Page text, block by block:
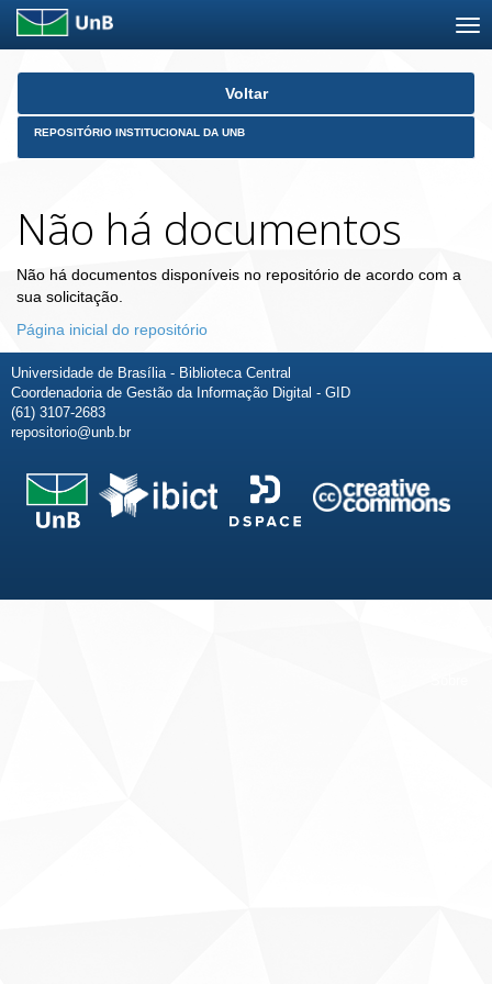
Skip
Voltar
REPOSITÓRIO INSTITUCIONAL DA UNB
Não há documentos
Não há documentos disponíveis no repositório de acordo com a
sua solicitação.
Página inicial do repositório
Universidade de Brasília - Biblioteca Central
Coordenadoria de Gestão da Informação Digital - GID
(61) 3107-2683
repositorio@unb.br